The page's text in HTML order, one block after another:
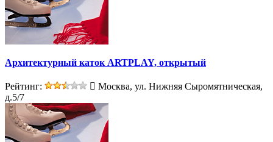
Архитектурный каток ARTPLAY, открытый
Рейтинг:
Москва, ул. Нижняя Сыромятническая,
д.5/7